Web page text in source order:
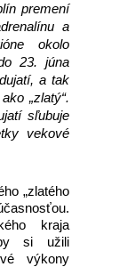
premení
a
okolo
23. júna
a tak
„zlatý“.
sľubuje
vekové
„zlatého
kraja
si užili
výkony